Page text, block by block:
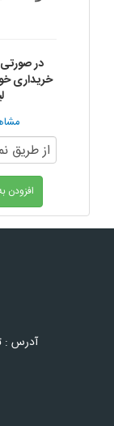
در
خریداری
افزودن
آدرس :